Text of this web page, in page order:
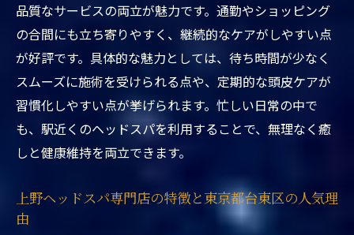
頭皮ケアと癒しを求める方に台東区ヘッド
スパが選ばれる理由
東京都台東区ヘッドスパ駅近くで実感する
頭皮と心のリフレッシュ
駅近の東京都台東区ヘッドスパ最新事情
東京都台東区ヘッドスパ駅近くに見る最新
トレンドと施術法
上野ウェットヘッドスパ専門店が注目され
品質なサービスの両立が魅力です。通勤やショッピング
の合間にも立ち寄りやすく、継続的なケアがしやすい点
が好評です。具体的な魅力としては、待ち時間が少なく
スムーズに施術を受けられる点や、定期的な頭皮ケアが
習慣化しやすい点が挙げられます。忙しい日常の中で
も、駅近くのヘッドスパを利用することで、無理なく癒
しと健康維持を両立できます。
上野ヘッドスパ専門店の特徴と東京都台東区の人気理
由